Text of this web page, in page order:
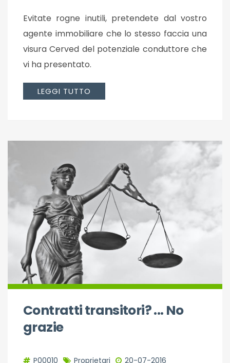
Evitate rogne inutili, pretendete dal vostro
agente immobiliare che lo stesso faccia una
visura Cerved del potenziale conduttore che
vi ha presentato.
LEGGI TUTTO
Contratti transitori? ... No
grazie
P00010 Proprietari 20-07-2016